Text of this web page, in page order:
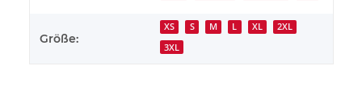
Größe:
XS S M L XL
2XL
3XL